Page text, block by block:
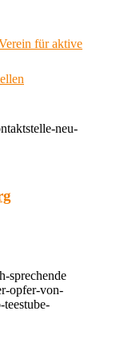
für aktive
neu-
sprechende
opfer-von-
teestube-